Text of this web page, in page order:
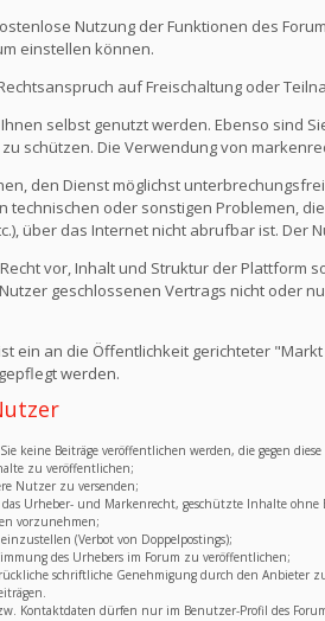
Nutzung der Funktionen des
einstellen können.
auf Freischaltung oder
selbst genutzt werden. Ebenso sind
schützen. Die Verwendung von
den Dienst möglichst
technischen oder sonstigen Problemen,
über das Internet nicht abrufbar ist.
vor, Inhalt und Struktur der
geschlossenen Vertrags nicht oder
ein an die Öffentlichkeit gerichteter
werden.
keine Beiträge veröffentlichen werden, die gegen
zu veröffentlichen;
Nutzer zu versenden;
Urheber- und Markenrecht, geschützte Inhalte
vorzunehmen;
(Verbot von Doppelpostings);
des Urhebers im Forum zu veröffentlichen;
schriftliche Genehmigung durch den Anbieter
Kontaktdaten dürfen nur im Benutzer-Profil des